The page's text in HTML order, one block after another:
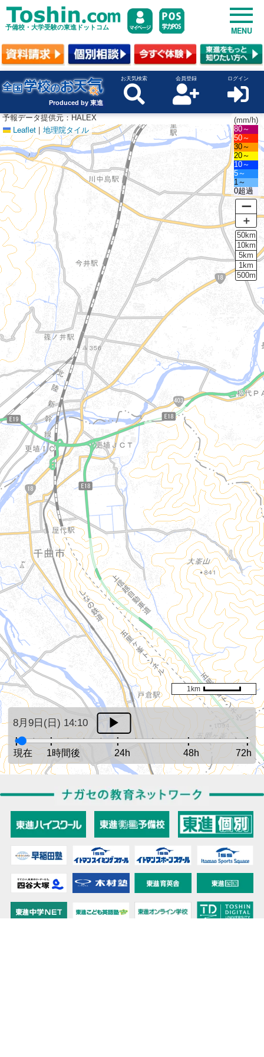
予備校・大学受験の東進ドットコム MENU
Produced by 東進
お天気検索 会員登録 ログイン
Leaflet | 地理院タイル
8月9日(日) 14:10
現在 1時間後 24h 48h 72h
1km
(mm/h)
80～
50～
30～
20～
10～
5～
1～
0超過
ー
＋
50km
10km
5km
1km
500m
予報データ提供元：HALEX